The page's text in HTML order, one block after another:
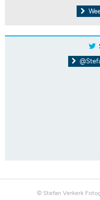
© Stefan Verkerk